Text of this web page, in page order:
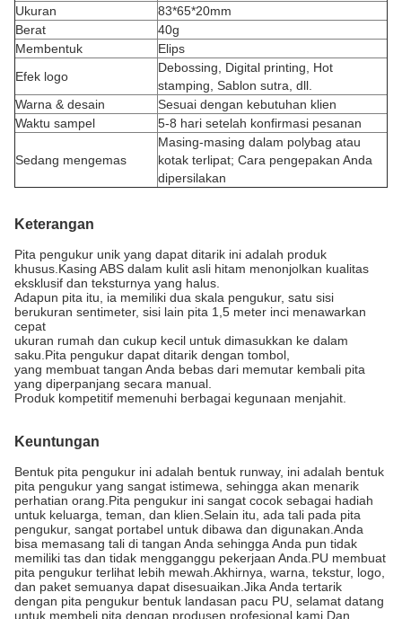
Ukuran
83*65*20mm
Berat
40g
Membentuk
Elips
Efek logo
Debossing, Digital printing, Hot
stamping, Sablon sutra, dll.
Warna & desain
Sesuai dengan kebutuhan klien
Waktu sampel
5-8 hari setelah konfirmasi pesanan
Sedang mengemas
Masing-masing dalam polybag atau
kotak terlipat; Cara pengepakan Anda
dipersilakan
Keterangan
Pita pengukur unik yang dapat ditarik ini adalah produk
khusus.Kasing ABS dalam kulit asli hitam menonjolkan kualitas
eksklusif dan teksturnya yang halus.
Adapun pita itu, ia memiliki dua skala pengukur, satu sisi
berukuran sentimeter, sisi lain pita 1,5 meter inci menawarkan
cepat
ukuran rumah dan cukup kecil untuk dimasukkan ke dalam
saku.Pita pengukur dapat ditarik dengan tombol,
yang membuat tangan Anda bebas dari memutar kembali pita
yang diperpanjang secara manual.
Produk kompetitif memenuhi berbagai kegunaan menjahit.
Keuntungan
Bentuk pita pengukur ini adalah bentuk runway, ini adalah bentuk
pita pengukur yang sangat istimewa, sehingga akan menarik
perhatian orang.Pita pengukur ini sangat cocok sebagai hadiah
untuk keluarga, teman, dan klien.Selain itu, ada tali pada pita
pengukur, sangat portabel untuk dibawa dan digunakan.Anda
bisa memasang tali di tangan Anda sehingga Anda pun tidak
memiliki tas dan tidak mengganggu pekerjaan Anda.PU membuat
pita pengukur terlihat lebih mewah.Akhirnya, warna, tekstur, logo,
dan paket semuanya dapat disesuaikan.Jika Anda tertarik
dengan pita pengukur bentuk landasan pacu PU, selamat datang
untuk membeli pita dengan produsen profesional kami.Dan